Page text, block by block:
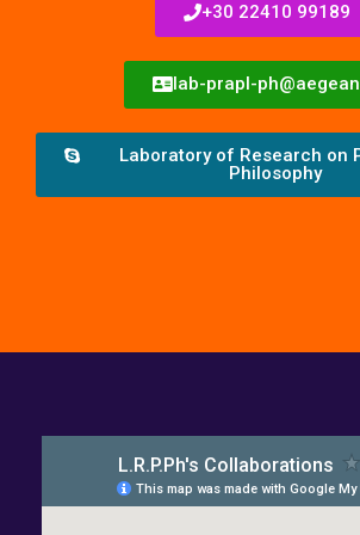
+30 22410 99189
lab-prapl-
Laboratory of Research on
Philosophy